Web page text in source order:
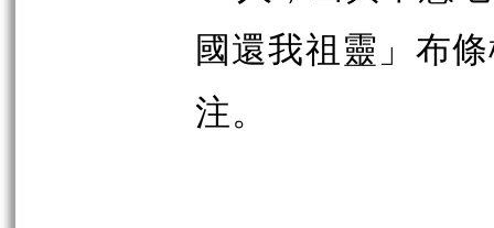
國還我祖靈」布
注。